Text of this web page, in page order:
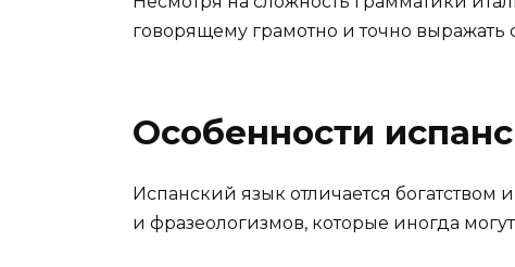
говорящему грамотно и точно
Особенности
Испанский язык отличается
и фразеологизмов, которые иногда